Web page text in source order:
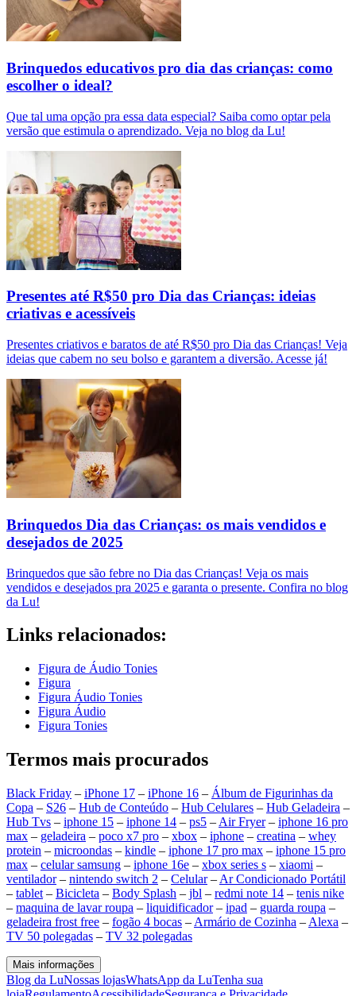
Brinquedos educativos pro dia das crianças: como
escolher o ideal?
Que tal uma opção pra essa data especial? Saiba como optar pela
versão que estimula o aprendizado. Veja no blog da Lu!
Presentes até R$50 pro Dia das Crianças: ideias
criativas e acessíveis
Presentes criativos e baratos de até R$50 pro Dia das Crianças! Veja
ideias que cabem no seu bolso e garantem a diversão. Acesse já!
Brinquedos Dia das Crianças: os mais vendidos e
desejados de 2025
Brinquedos que são febre no Dia das Crianças! Veja os mais
vendidos e desejados pra 2025 e garanta o presente. Confira no blog
da Lu!
Links relacionados:
Figura de Áudio Tonies
Figura
Figura Áudio Tonies
Figura Áudio
Figura Tonies
Termos mais procurados
Black Friday – iPhone 17 – iPhone 16 – Álbum de Figurinhas da
Copa – S26 – Hub de Conteúdo – Hub Celulares – Hub Geladeira –
Hub Tvs – iphone 15 – iphone 14 – ps5 – Air Fryer– iphone 16 pro
max – geladeira – poco x7 pro – xbox – iphone – creatina – whey
protein – microondas – kindle – iphone 17 pro max – iphone 15 pro
max – celular samsung – iphone 16e – xbox series s – xiaomi –
ventilador– nintendo switch 2 – Celular– Ar Condicionado Portátil
– tablet – Bicicleta – Body Splash – jbl – redmi note 14 – tenis nike
– maquina de lavar roupa – liquidificador– ipad – guarda roupa –
geladeira frost free – fogão 4 bocas – Armário de Cozinha – Alexa –
TV 50 polegadas – TV 32 polegadas
Mais informações
Blog da LuNossas lojasWhatsApp da LuTenha sua